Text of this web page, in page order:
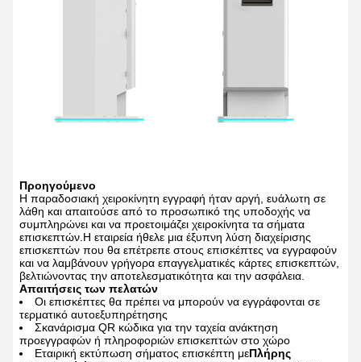
Προηγούμενο
Η παραδοσιακή χειροκίνητη εγγραφή ήταν αργή, ευάλωτη σε
λάθη και απαιτούσε από το προσωπικό της υποδοχής να
συμπληρώνει και να προετοιμάζει χειροκίνητα τα σήματα
επισκεπτών.Η εταιρεία ήθελε μια έξυπνη λύση διαχείρισης
επισκεπτών που θα επέτρεπε στους επισκέπτες να εγγραφούν
και να λαμβάνουν γρήγορα επαγγελματικές κάρτες επισκεπτών,
βελτιώνοντας την αποτελεσματικότητα και την ασφάλεια.
Απαιτήσεις των πελατών
Οι επισκέπτες θα πρέπει να μπορούν να εγγράφονται σε
τερματικό αυτοεξυπηρέτησης
Σκανάρισμα QR κώδικα για την ταχεία ανάκτηση
προεγγραφών ή πληροφοριών επισκεπτών στο χώρο
Εταιρική εκτύπωση σήματος επισκέπτη μεΠλήρης